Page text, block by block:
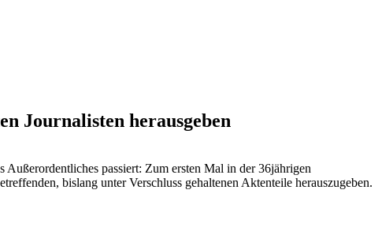
Journalisten herausgeben
passiert: Zum ersten Mal in der 36jährigen
bislang unter Verschluss gehaltenen Aktenteile herauszugeben.